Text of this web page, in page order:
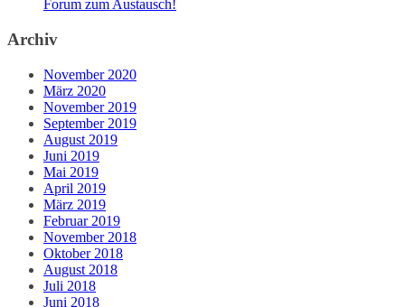
Forum zum Austausch!
Archiv
November 2020
März 2020
November 2019
September 2019
August 2019
Juni 2019
Mai 2019
April 2019
März 2019
Februar 2019
November 2018
Oktober 2018
August 2018
Juli 2018
Juni 2018